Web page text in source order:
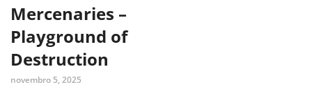
Mercenaries –
Playground of
Destruction
novembro 5, 2025